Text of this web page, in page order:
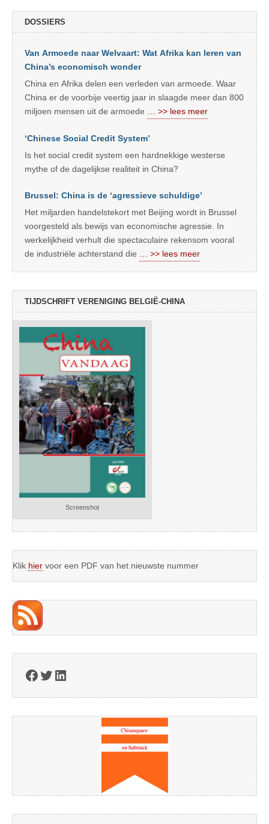
DOSSIERS
Van Armoede naar Welvaart: Wat Afrika kan leren van
China’s economisch wonder
China en Afrika delen een verleden van armoede. Waar
China er de voorbije veertig jaar in slaagde meer dan 800
miljoen mensen uit de armoede
… >> lees meer
‘Chinese Social Credit System’
Is het social credit system een hardnekkige westerse
mythe of de dagelijkse realiteit in China?
Brussel: China is de ‘agressieve schuldige’
Het miljarden handelstekort met Beijing wordt in Brussel
voorgesteld als bewijs van economische agressie. In
werkelijkheid verhult die spectaculaire rekensom vooral
de industriële achterstand die
… >> lees meer
TIJDSCHRIFT VERENIGING BELGIË-CHINA
Screenshot
Klik hier voor een PDF van het nieuwste nummer
Facebook
Twitter
LinkedIn